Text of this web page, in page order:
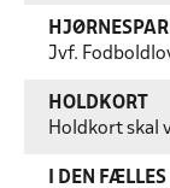
Jvf.
HOLDKORT
Holdkort skal
I DEN